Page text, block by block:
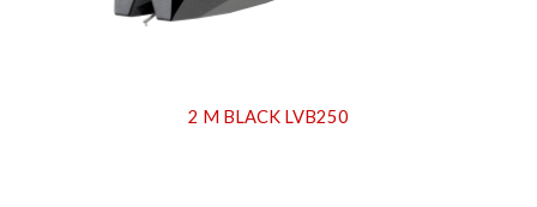
2 M BLACK LVB250